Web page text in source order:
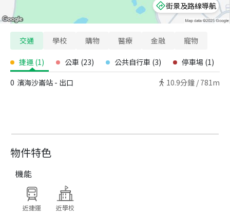
物件特色
機能
近捷運 近學校
街景及路線導航
交通 學校 購物 醫療 金融 寵物
捷運 (1) 公車 (23) 公共自行車 (3) 停車場 (1)
0 濱海沙崙站 - 出口 10.9分鐘 / 781m